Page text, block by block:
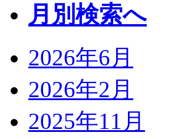
月別検索へ
2026年6月
2026年2月
2025年11月